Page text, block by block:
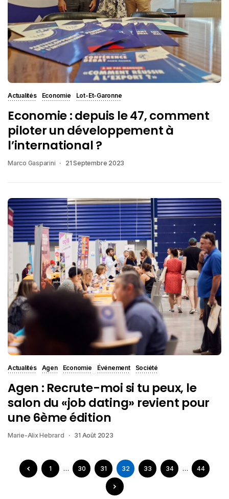
Actualités Economie Lot-Et-Garonne
Economie : depuis le 47, comment
piloter un développement à
l’international ?
Marco Gasparini 21 Septembre 2023
Actualités Agen Economie Événement Société
Agen : Recrute-moi si tu peux, le
salon du «job dating» revient pour
une 6ème édition
Marie-Alix Hebrard 31 Août 2023
1 … 30 31 32 33 34 … 44